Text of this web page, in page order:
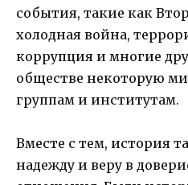
события, такие как
холодная война,
коррупция и многие
обществе некоторую
группам и институтам.
Вместе с тем, история
надежду и веру в